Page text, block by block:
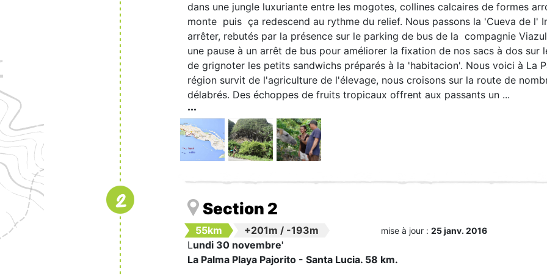
dans une jungle luxuriante entre les mogotes, collines calcaires de formes
monte puis ça redescend au rythme du relief. Nous passons la 'Cueva de l'
arrêter, rebutés par la présence sur le parking de bus de la compagnie
une pause à un arrêt de bus pour améliorer la fixation de nos sacs à dos
de grignoter les petits sandwichs préparés à la 'habitacion'. Nous voici à La
région survit de l'agriculture de l'élevage, nous croisons sur la route de
délabrés. Des échoppes de fruits tropicaux offrent aux passants un ...
2 Section 2
55km +201m / -193m mise à jour : 25 janv. 2016
Lundi 30 novembre'
La Palma Playa Pajorito - Santa Lucia. 58 km.